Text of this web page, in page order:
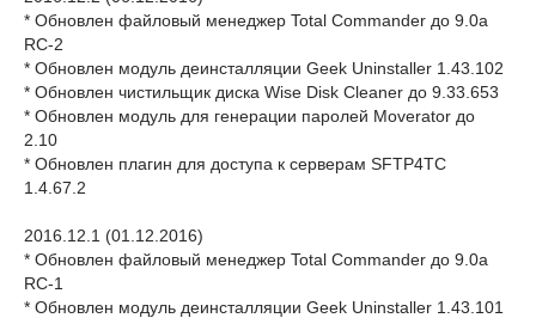
* Обновлен файловый менеджер Total Commander до 9.0a
RC-2
* Обновлен модуль деинсталляции Geek Uninstaller 1.43.102
* Обновлен чистильщик диска Wise Disk Cleaner до 9.33.653
* Обновлен модуль для генерации паролей Moverator до
2.10
* Обновлен плагин для доступа к серверам SFTP4TC
1.4.67.2
2016.12.1 (01.12.2016)
* Обновлен файловый менеджер Total Commander до 9.0a
RC-1
* Обновлен модуль деинсталляции Geek Uninstaller 1.43.101